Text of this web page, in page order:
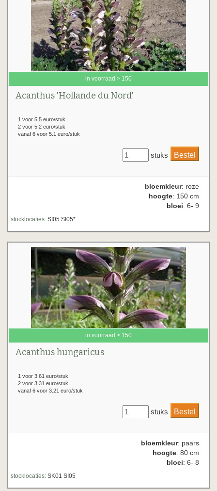
in voorraad > 150
Acanthus 'Hollande du Nord'
1 voor 5.5 euro/stuk
2 voor 5.2 euro/stuk
vanaf 6 voor 5.1 euro/stuk
stuks
bloemkleur: roze
hoogte: 150 cm
bloei: 6- 9
stocklocaties: SI05 SI05*
in voorraad > 150
Acanthus hungaricus
1 voor 3.61 euro/stuk
2 voor 3.31 euro/stuk
vanaf 6 voor 3.21 euro/stuk
stuks
bloemkleur: paars
hoogte: 80 cm
bloei: 6- 8
stocklocaties: SK01 SI05